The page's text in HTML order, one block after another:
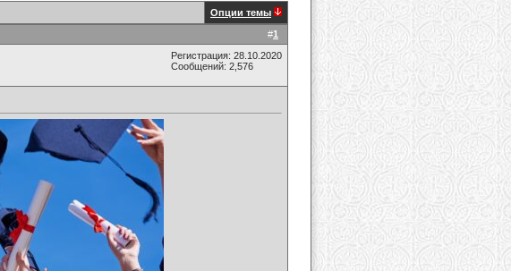
Опции темы
#1
Регистрация: 28.10.2020
Сообщений: 2,576